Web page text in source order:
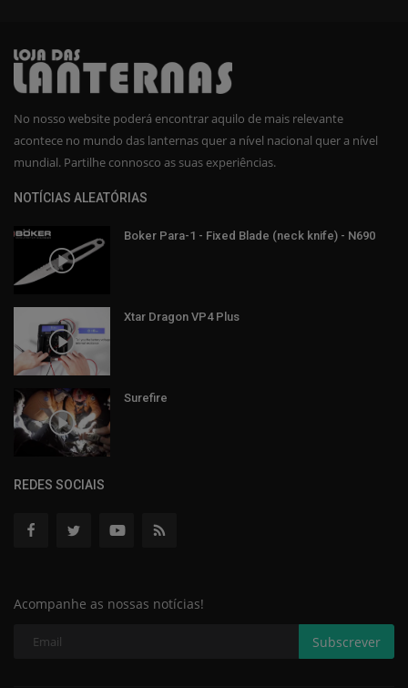
No nosso website poderá encontrar aquilo de mais relevante
acontece no mundo das lanternas quer a nível nacional quer a nível
mundial. Partilhe connosco as suas experiências.
NOTÍCIAS ALEATÓRIAS
Boker Para-1 - Fixed Blade (neck knife) - N690
Xtar Dragon VP4 Plus
Surefire
REDES SOCIAIS
Acompanhe as nossas notícias!
Subscrever